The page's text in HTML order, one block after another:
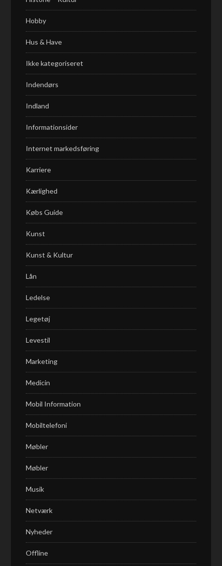
Hobby
Hus & Have
Ikke kategoriseret
Indendørs
Indland
Informationsider
Internet markedsføring
Karriere
Kærlighed
Købs Guide
Kunst
Kunst & Kultur
Lån
Ledelse
Legetøj
Levestil
Marketing
Medicin
Mobil Information
Mobiltelefoni
Møbler
Møbler
Musik
Netværk
Nyheder
Offline